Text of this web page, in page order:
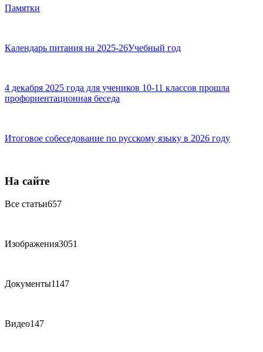
Памятки
Календарь питания на 2025-26Учебный год
4 декабря 2025 года для учеников 10-11 классов прошла
профориентационная беседа
Итоговое собеседование по русскому языку в 2026 году
На сайте
Все статьи657
Изображения3051
Документы1147
Видео147